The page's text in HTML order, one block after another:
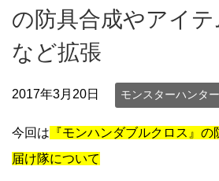
の防具合成やアイ
など拡張
2017年3月20日 モンスターハンタ
今回は 『モンハンダブルクロス』
届け隊について